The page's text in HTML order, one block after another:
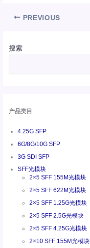
搜索
产品类目
4.25G SFP
6G/8G/10G SFP
3G SDI SFP
SFF光模块
2×5 SFF 155M光模块
2×5 SFF 622M光模块
2×5 SFF 1.25G光模块
2×5 SFF 2.5G光模块
2×5 SFF 4.25G光模块
2×10 SFF 155M光模块
PREVIOUS